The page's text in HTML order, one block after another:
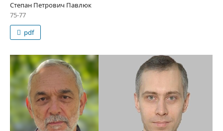
Степан Петрович Павлюк
75-77
pdf